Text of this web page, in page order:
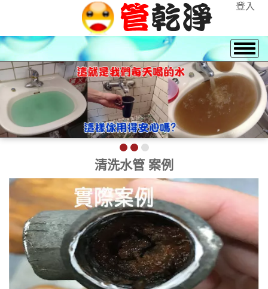
登入
熱水忽冷忽熱 請洽 0915888575
林先生
清洗水管 案例